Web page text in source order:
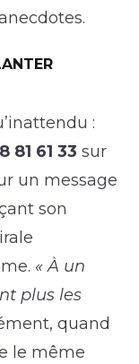
:
81 61 33 sur
un message
son
« À un
plus les
quand
le même